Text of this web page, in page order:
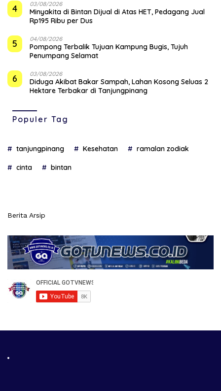
4 03/08/2026
Minyakita di Bintan Dijual di Atas HET, Pedagang Jual
Rp195 Ribu per Dus
5 04/08/2026
Pompong Terbalik Tujuan Kampung Bugis, Tujuh
Penumpang Selamat
6 03/08/2026
Diduga Akibat Bakar Sampah, Lahan Kosong Seluas 2
Hektare Terbakar di Tanjungpinang
Populer Tag
tanjungpinang Kesehatan ramalan zodiak
cinta bintan
Berita Arsip